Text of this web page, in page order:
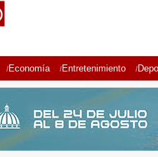
Economía Entretenimiento